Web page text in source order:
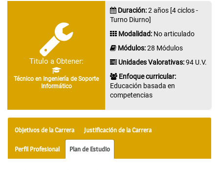
Titulo a Obtener:
Técnico en Ingeniería de Soporte
Informático
Duración:2 años [4 ciclos -
Turno Diurno]
Modalidad: No articulado
Módulos:28 Módulos
Unidades Valorativas:94 U.V.
Enfoque curricular:
Educación basada en
competencias
Objetivos de la Carrera Justificación de la Carrera
Perfil Profesional Plan de Estudio